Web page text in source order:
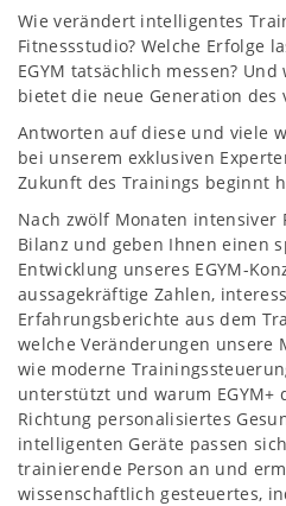
Wie verändert intelligentes
Fitnessstudio? Welche Erfolge
EGYM tatsächlich messen?
bietet die neue Generation des
Antworten auf diese und viele
bei unserem exklusiven
Zukunft des Trainings beginnt
Nach zwölf Monaten
Bilanz und geben Ihnen einen
Entwicklung unseres EGYM-
aussagekräftige Zahlen,
Erfahrungsberichte aus dem
welche Veränderungen unsere
wie moderne
unterstützt und warum EGYM+
Richtung personalisiertes
intelligenten Geräte passen
trainierende Person an und
wissenschaftlich gesteuertes,